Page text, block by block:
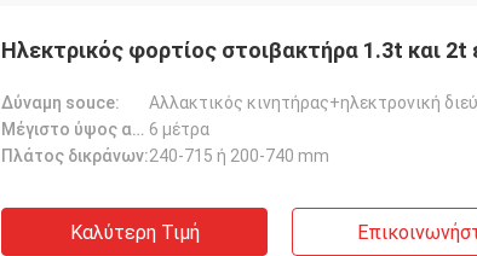
Ηλεκτρικός φορτίος στοιβακτήρα 1.3t και
Δύναμη souce:
Αλλακτικός κινητήρας+ηλεκτρονική
Μέγιστο ύψος ανύψωσης: 6 μέτρα
Πλάτος δικράνων:240-715 ή 200-740 mm
Καλύτερη Τιμή